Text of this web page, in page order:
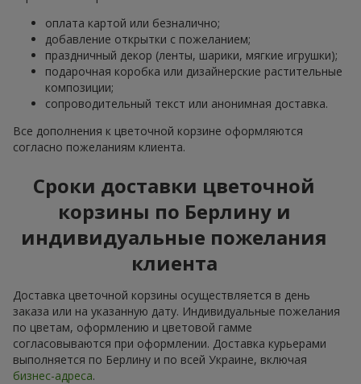
оплата картой или безналично;
добавление открытки с пожеланием;
праздничный декор (ленты, шарики, мягкие игрушки);
подарочная коробка или дизайнерские растительные
композиции;
сопроводительный текст или анонимная доставка.
Все дополнения к цветочной корзине оформляются
согласно пожеланиям клиента.
Сроки доставки цветочной
корзины по Берлину и
индивидуальные пожелания
клиента
Доставка цветочной корзины осуществляется в день
заказа или на указанную дату. Индивидуальные пожелания
по цветам, оформлению и цветовой гамме
согласовываются при оформлении. Доставка курьерами
выполняется по Берлину и по всей Украине, включая
бизнес-адреса.